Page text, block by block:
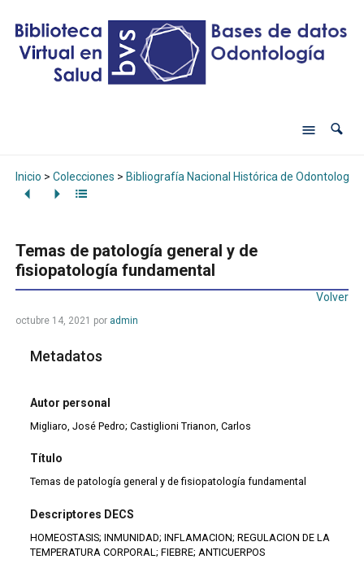
Inicio > Colecciones > Bibliografía Nacional Histórica de Odontología
Temas de patología general y de
fisiopatología fundamental
Volver
octubre 14, 2021 por admin
Metadatos
Autor personal
Migliaro, José Pedro; Castiglioni Trianon, Carlos
Título
Temas de patología general y de fisiopatología fundamental
Descriptores DECS
HOMEOSTASIS; INMUNIDAD; INFLAMACION; REGULACION DE LA
TEMPERATURA CORPORAL; FIEBRE; ANTICUERPOS